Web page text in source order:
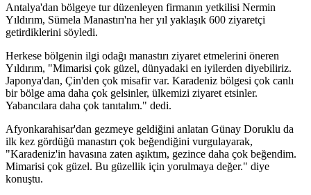
Antalya'dan bölgeye tur düzenleyen firmanın yetkilisi Nermin
Yıldırım, Sümela Manastırı'na her yıl yaklaşık 600 ziyaretçi
getirdiklerini söyledi.
Herkese bölgenin ilgi odağı manastırı ziyaret etmelerini öneren
Yıldırım, "Mimarisi çok güzel, dünyadaki en iyilerden diyebiliriz.
Japonya'dan, Çin'den çok misafir var. Karadeniz bölgesi çok canlı
bir bölge ama daha çok gelsinler, ülkemizi ziyaret etsinler.
Yabancılara daha çok tanıtalım." dedi.
Afyonkarahisar'dan gezmeye geldiğini anlatan Günay Doruklu da
ilk kez gördüğü manastırı çok beğendiğini vurgulayarak,
"Karadeniz'in havasına zaten aşıktım, gezince daha çok beğendim.
Mimarisi çok güzel. Bu güzellik için yorulmaya değer." diye
konuştu.